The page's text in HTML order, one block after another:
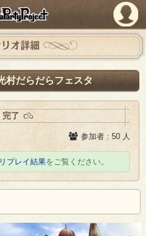
PandoraPartyProject
オ詳細
村だらだらフェスタ
完了
参加者 : 50 人
リプレイ結果をご覧ください。